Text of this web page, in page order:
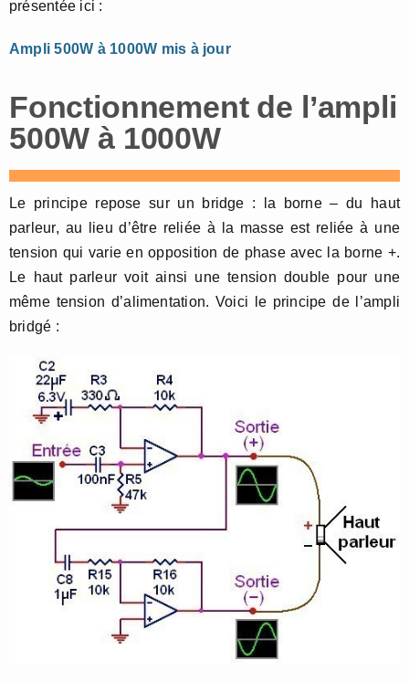
présentée ici :
Ampli 500W à 1000W mis à jour
Fonctionnement de l’ampli
500W à 1000W
Le principe repose sur un bridge : la borne – du haut
parleur, au lieu d’être reliée à la masse est reliée à une
tension qui varie en opposition de phase avec la borne +.
Le haut parleur voit ainsi une tension double pour une
même tension d’alimentation. Voici le principe de l’ampli
bridgé :